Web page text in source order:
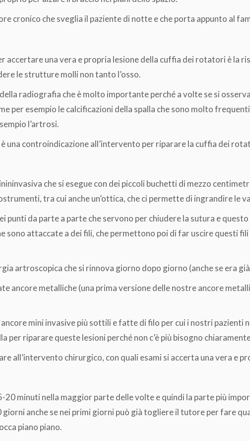
cronico che sveglia il paziente di notte e che porta appunto al
accertare una vera e propria lesione della cuffia dei rotatori è la
le strutture molli non tanto l’osso.
radiografia che è molto importante perché a volte se si
per esempio le calcificazioni della spalla che sono molto
l’artrosi.
una controindicazione all’intervento per riparare la cuffia dei
che si esegue con dei piccoli buchetti di mezzo
tra cui anche un’ottica, che ci permette di ingrandire le
punti da parte a parte che servono per chiudere la sutura e
sono attaccate a dei fili, che permettono poi di far uscire questi
artroscopica che si rinnova giorno dopo giorno (anche se era
ancore metalliche (una prima versione delle nostre ancore
mini invasive più sottili e fatte di filo per cui i nostri pazienti
per riparare queste lesioni perché non c’è più bisogno
all’intervento chirurgico, con quali esami si accerta una vera e
20 minuti nella maggior parte delle volte e quindi la parte più
anche se nei primi giorni può già togliere il tutore per fare
piano piano.